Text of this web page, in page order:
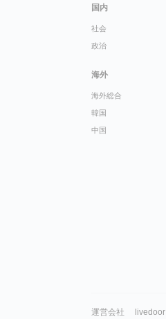
国内
社会
政治
海外
海外総合
韓国
中国
運営会社